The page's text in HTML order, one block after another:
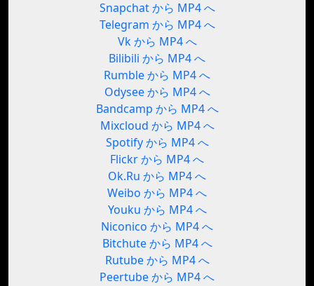
Snapchat から MP4 へ
Telegram から MP4 へ
Vk から MP4 へ
Bilibili から MP4 へ
Rumble から MP4 へ
Odysee から MP4 へ
Bandcamp から MP4 へ
Mixcloud から MP4 へ
Spotify から MP4 へ
Flickr から MP4 へ
Ok.Ru から MP4 へ
Weibo から MP4 へ
Youku から MP4 へ
Niconico から MP4 へ
Bitchute から MP4 へ
Rutube から MP4 へ
Peertube から MP4 へ